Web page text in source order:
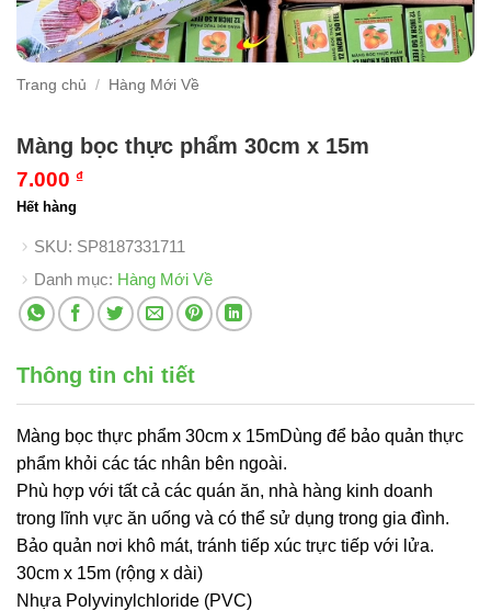
Trang chủ / Hàng Mới Về
Màng bọc thực phẩm 30cm x 15m
7.000 ₫
Hết hàng
SKU: SP8187331711
Danh mục: Hàng Mới Về
Thông tin chi tiết
Màng bọc thực phẩm 30cm x 15mDùng để bảo quản thực
phẩm khỏi các tác nhân bên ngoài.
Phù hợp với tất cả các quán ăn, nhà hàng kinh doanh
trong lĩnh vực ăn uống và có thể sử dụng trong gia đình.
Bảo quản nơi khô mát, tránh tiếp xúc trực tiếp với lửa.
30cm x 15m (rộng x dài)
Nhựa Polyvinylchloride (PVC)